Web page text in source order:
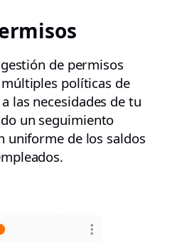
de permisos
políticas de
las necesidades de tu
un seguimiento
uniforme de los saldos